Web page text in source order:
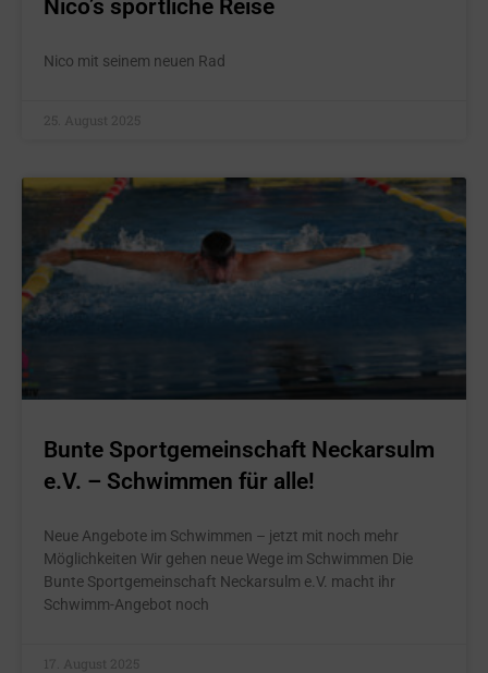
Nico’s sportliche Reise
Nico mit seinem neuen Rad
25. August 2025
Bunte Sportgemeinschaft Neckarsulm
e.V. – Schwimmen für alle!
Neue Angebote im Schwimmen – jetzt mit noch mehr
Möglichkeiten Wir gehen neue Wege im Schwimmen Die
Bunte Sportgemeinschaft Neckarsulm e.V. macht ihr
Schwimm-Angebot noch
17. August 2025